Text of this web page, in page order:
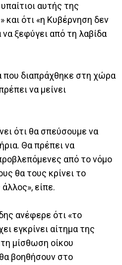
αυτής της
και ότι «η Κυβέρνηση δεν
ξεφύγει από τη λαβίδα
που διαπράχθηκε στη χώρα
να μείνει
ότι θα σπεύσουμε να
Θα πρέπει να
από το νόμο
θα τους κρίνει το
είπε.
ανέφερε ότι «το
εγκρίνει αίτημα της
μίσθωση οίκου
βοηθήσουν στο